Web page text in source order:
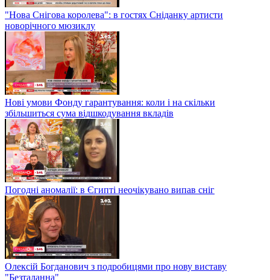
"Нова Снігова королева": в гостях Сніданку артисти
новорічного мюзиклу
Нові умови Фонду гарантування: коли і на скільки
збільшиться сума відшкодування вкладів
Погодні аномалії: в Єгипті неочікувано випав сніг
Олексій Богданович з подробицями про нову виставу
"Безталанна"